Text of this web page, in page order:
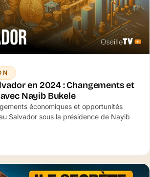
en 2024 : Changements et
Nayib Bukele
économiques et opportunités
Salvador sous la présidence de Nayib